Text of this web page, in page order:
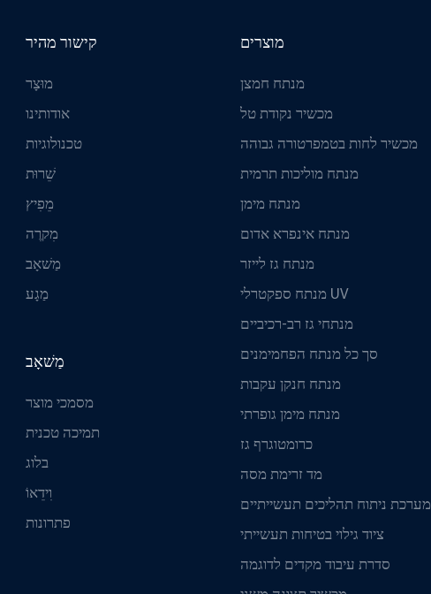
קישור מהיר
מוּצָר
אודותינו
טכנולוגיות
שֵׁרוּת
מֵפִיץ
מִקרֶה
מַשׁאָב
מַגָע
מַשׁאָב
מסמכי מוצר
תמיכה טכנית
בלוג
וִידֵאוֹ
פתרונות
מוצרים
מנתח חמצן
מכשיר נקודת טל
מכשיר לחות בטמפרטורה גבוהה
מנתח מוליכות תרמית
מנתח מימן
מנתח אינפרא אדום
מנתח גז לייזר
מנתח ספקטרלי UV
מנתחי גז רב-רכיביים
סך כל מנתח הפחמימנים
מנתח חנקן עקבות
מנתח מימן גופרתי
כרומטוגרף גז
מד זרימת מסה
מערכת ניתוח תהליכים תעשייתיים
ציוד גילוי בטיחות תעשייתי
סדרת עיבוד מקדים לדוגמה